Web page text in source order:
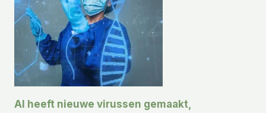
AI heeft nieuwe virussen gemaakt,